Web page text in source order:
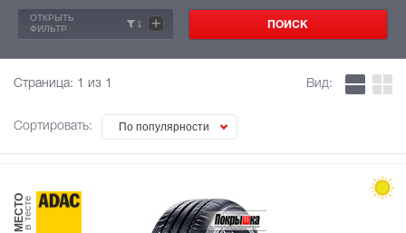
ОТКРЫТЬ
ФИЛЬТР
1 +
Страница: 1 из 1
Сортировать: По популярности
Вид:
МЕСТОв тесте